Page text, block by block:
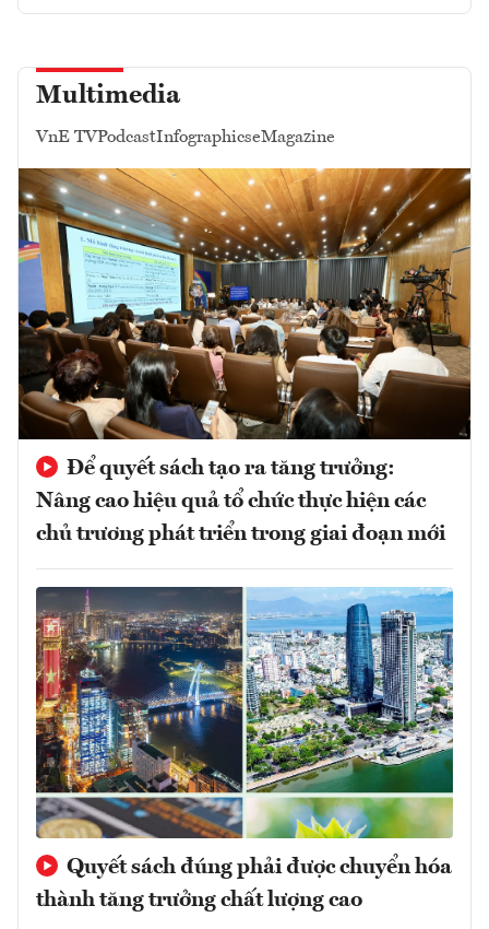
Multimedia
VnE TVPodcastInfographicseMagazine
Để quyết sách tạo ra tăng trưởng:
Nâng cao hiệu quả tổ chức thực hiện các
chủ trương phát triển trong giai đoạn mới
Quyết sách đúng phải được chuyển hóa
thành tăng trưởng chất lượng cao